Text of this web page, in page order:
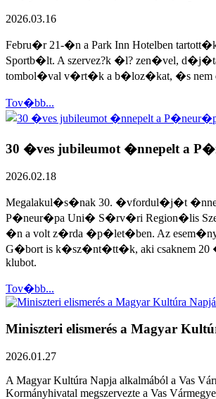
2026.03.16
Febru�r 21-�n a Park Inn Hotelben
Sportb�lt. A szervez?k �l? zen�vel,
tombol�val v�rt�k a b�loz�kat, �s nem
Tov�bb...
30 �ves jubileumot �nnepelt a
2026.02.18
Megalakul�s�nak 30. �vfordul�j�t
P�neur�pa Uni� S�rv�ri Region�lis
�n a volt z�rda �p�let�ben. Az
G�bort is k�sz�nt�tt�k, aki csaknem 20
klubot.
Tov�bb...
Miniszteri elismerés a Magyar
2026.01.27
A Magyar Kultúra Napja alkalmából a Vas
Kormányhivatal megszervezte a Vas